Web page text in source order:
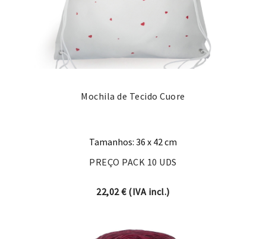
Mochila de Tecido Cuore
Tamanhos: 36 x 42 cm
PREÇO PACK 10 UDS
22,02€(IVA incl.)